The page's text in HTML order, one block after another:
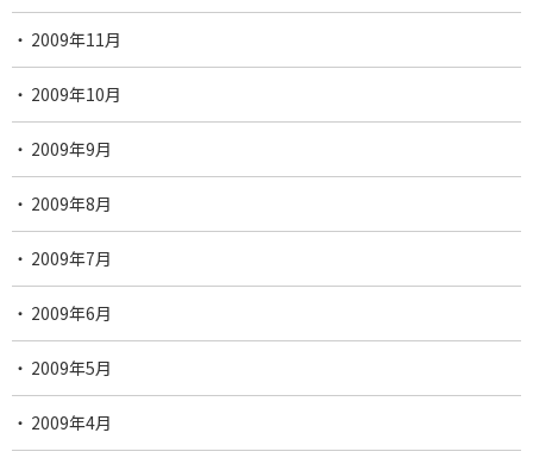
2009年11月
2009年10月
2009年9月
2009年8月
2009年7月
2009年6月
2009年5月
2009年4月